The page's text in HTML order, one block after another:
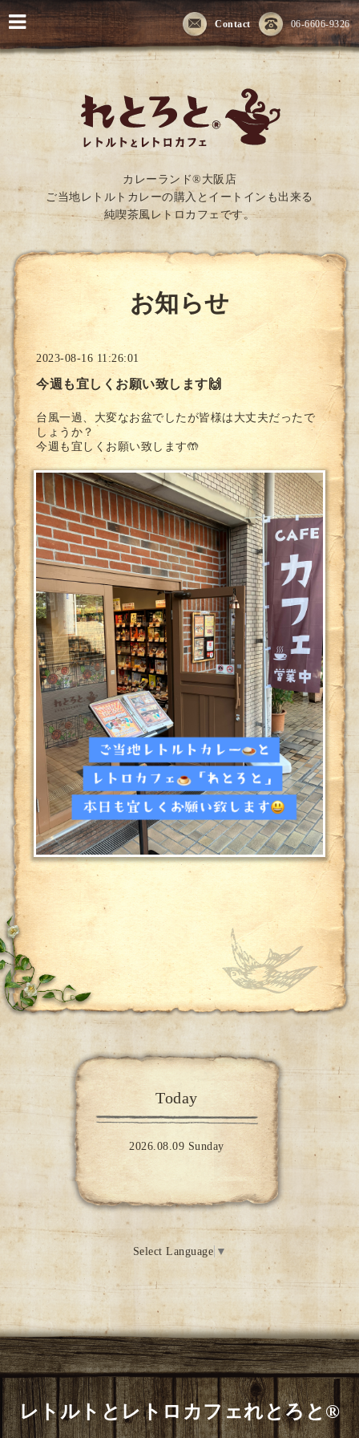
06-6606-9326
Contact
カレーランド®大阪店
ご当地レトルトカレーの購入とイートインも出来る
純喫茶風レトロカフェです。
お知らせ
2023-08-16 11:26:01
今週も宜しくお願い致します🙌
台風一過、大変なお盆でしたが皆様は大丈夫だったで
しょうか？
今週も宜しくお願い致します🤲
Today
2026.08.09 Sunday
Select Language ▼
レトルトとレトロカフェれとろと®